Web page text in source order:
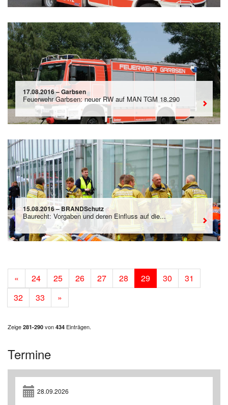
17.08.2016 – Garbsen
Feuerwehr Garbsen: neuer RW auf MAN TGM 18.290
15.08.2016 – BRANDSchutz
Baurecht: Vorgaben und deren Einfluss auf die...
« 24 25 26 27 28 29 30
31
32
33 »
Zeige 281-290 von 434 Einträgen.
Termine
28.09.2026